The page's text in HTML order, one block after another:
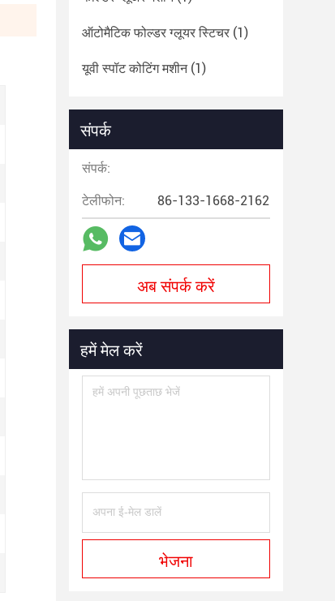
ऑटोमैटिक फोल्डर ग्लूयर स्टिचर (1)
यूवी स्पॉट कोटिंग मशीन(1)
संपर्क
संपर्क:
टेलीफोन: 86-133-1668-2162
अब संपर्क करें
हमें मेल करें
भेजना